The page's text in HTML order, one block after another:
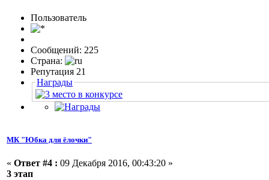
Пользовaтeль
Сообщений: 225
Страна:
Репутация 21
Награды
МК "Юбка для ёлочки"
« Ответ #4 : 09 Декабря 2016, 00:43:20 »
3 этап